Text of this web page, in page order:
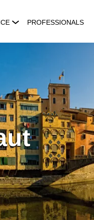
PROFESSIONALS